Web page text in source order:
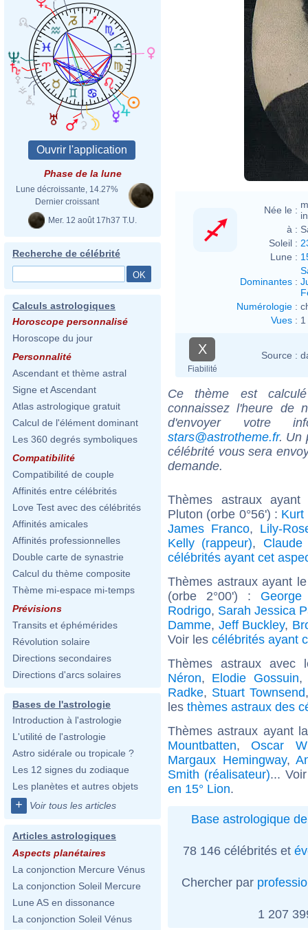
Phase de la lune
Lune décroissante, 14.27%
Dernier croissant
Mer. 12 août 17h37 T.U.
Recherche de célébrité
Calculs astrologiques
Horoscope personnalisé
Horoscope du jour
Personnalité
Ascendant et thème astral
Signe et Ascendant
Atlas astrologique gratuit
Calcul de l'élément dominant
Les 360 degrés symboliques
Compatibilité
Compatibilité de couple
Affinités entre célébrités
Love Test avec des célébrités
Affinités amicales
Affinités professionnelles
Double carte de synastrie
Calcul du thème composite
Thème mi-espace mi-temps
Prévisions
Transits et éphémérides
Révolution solaire
Directions secondaires
Directions d'arcs solaires
Bases de l'astrologie
Introduction à l'astrologie
L'utilité de l'astrologie
Astro sidérale ou tropicale ?
Les 12 signes du zodiaque
Les planètes et autres objets
+ Voir tous les articles
Articles astrologiques
Aspects planétaires
La conjonction Mercure Vénus
La conjonction Soleil Mercure
Lune AS en dissonance
La conjonction Soleil Vénus
Née le :
à :
Soleil :
Lune :
Dominantes :
Numérologie :
Vues :
X
Fiabilité
Source :
Ce thème est
connaissez l'heure de
d'envoyer votre
stars@astrotheme.fr. Un
célébrité vous sera
demande.
Thèmes astraux
Pluton (orbe 0°56') : Kurt
James Franco, Lily-
Kelly (rappeur), Claude
célébrités ayant cet
Thèmes astraux ayant
(orbe 2°00') : George
Rodrigo, Sarah Jessica
Damme, Jeff Buckley,
Voir les célébrités ayant
Thèmes astraux
Néron, Elodie Gossuin
Radke, Stuart Townsend
les thèmes astraux des
Thèmes astraux ayant
Mountbatten,Oscar
Margaux Hemingway,
Smith (réalisateur)...
en 15° Lion.
Base astrologique
78 146 célébrités et
Chercher par
1 207